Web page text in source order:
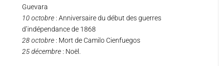
Guevara
10 octobre: Anniversaire du début des guerres
d’indépendance de 1868
28 octobre: Mort de Camilo Cienfuegos
25 décembre: Noël.